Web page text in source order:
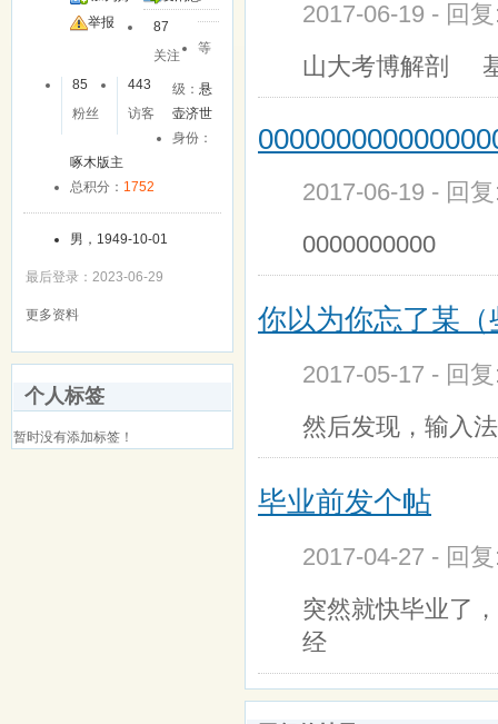
友 举报
87
关注
85
粉丝
443
访客
等
级：悬
壶济世
身份：
啄木版主
总积分： 1752
男，1949-10-01
最后登录：2023-06-29
更多资料
个人标签
暂时没有添加标签！
2017-06-19 - 回
山大考博解剖
2017-06-19 - 回
0000000000
你以为你忘了某（
2017-05-17 - 回
然后发现，输入
毕业前发个帖
2017-04-27 - 回
突然就快毕业了
经